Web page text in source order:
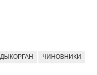
ЧИНОВНИКИ